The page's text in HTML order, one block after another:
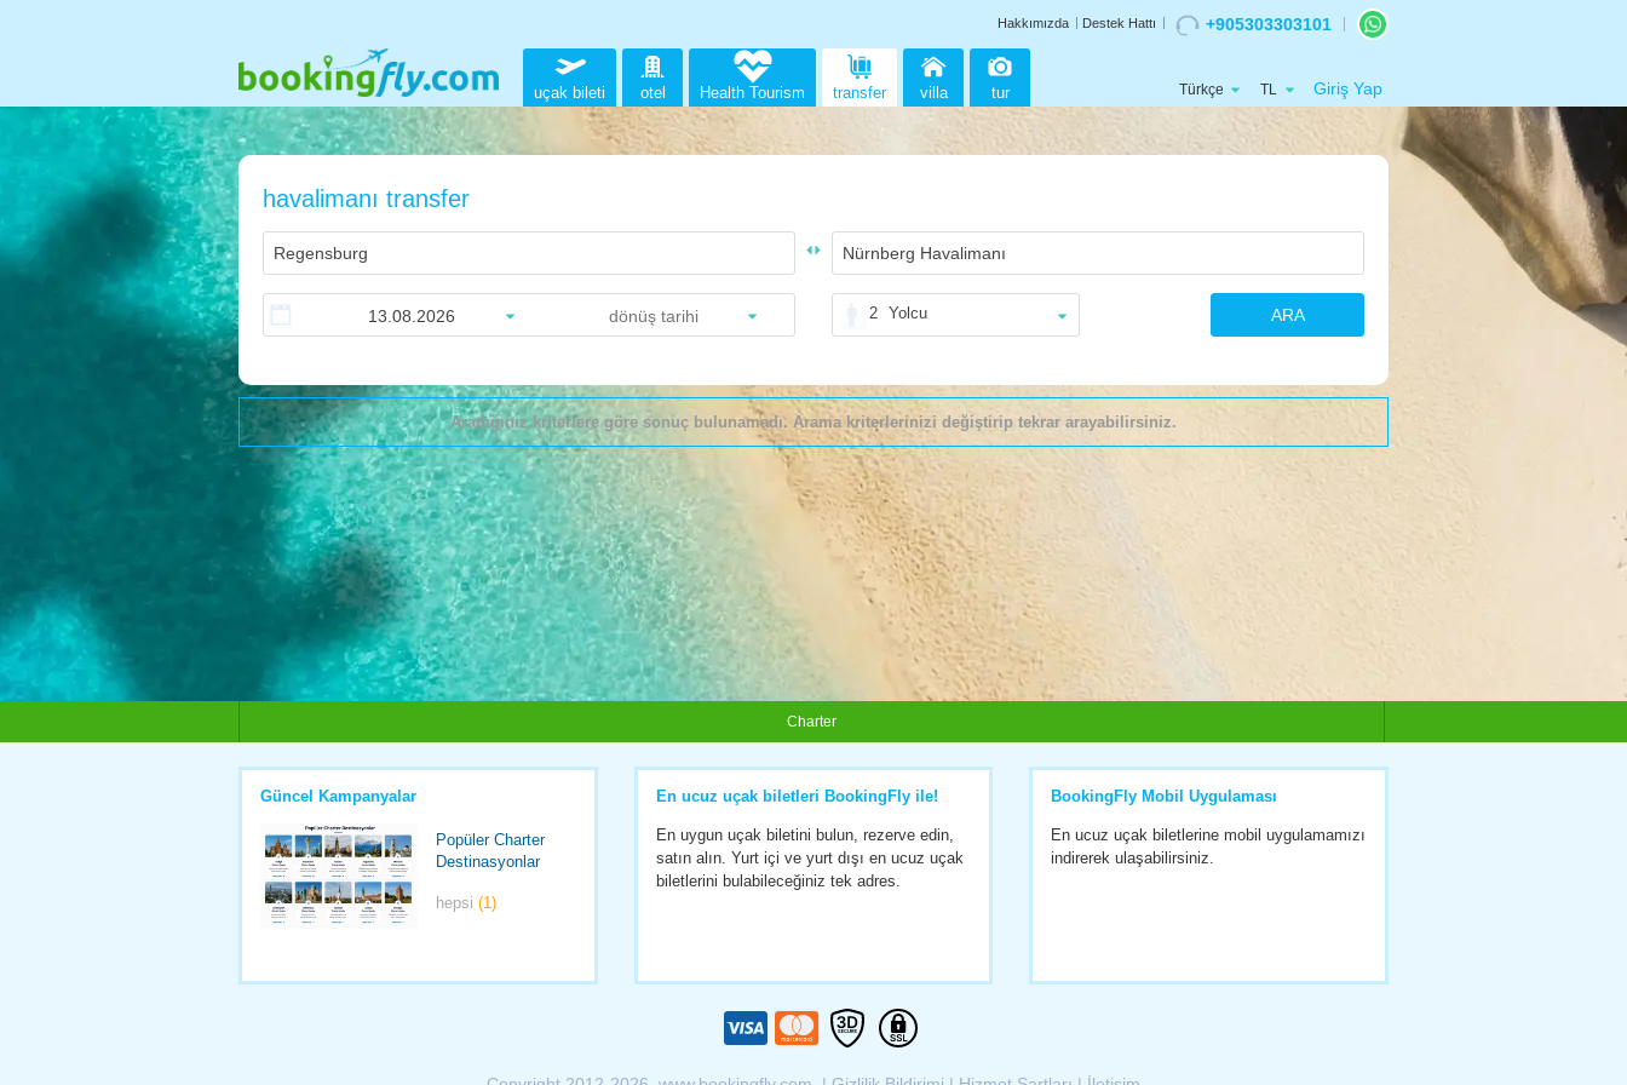
Hakkımızda Destek Hattı +905303303101
uçak bileti otel transfer villa tur
Health Tourism Türkçe TL Giriş Yap
havalimanı transfer
2 Yolcu ARA
Aradığınız kriterlere göre sonuç bulunamadı. Arama kriterlerinizi değiştirip tekrar arayabilirsiniz.
Charter
Güncel Kampanyalar
Popüler Charter
Destinasyonlar
hepsi(1)
En ucuz uçak biletleri BookingFly ile!
En uygun uçak biletini bulun, rezerve edin,
satın alın. Yurt içi ve yurt dışı en ucuz uçak
biletlerini bulabileceğiniz tek adres.
BookingFly Mobil Uygulaması
En ucuz uçak biletlerine mobil uygulamamızı
indirerek ulaşabilirsiniz.